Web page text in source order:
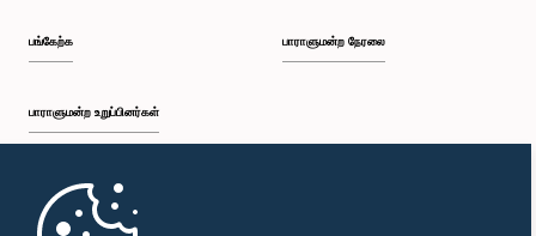
பங்கேற்க
பாராளுமன்ற உறுப்பினர்கள்
முதற்பக்கம்
பாராளுமன்ற நேரலை